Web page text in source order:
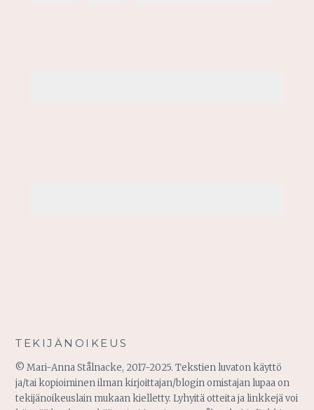
TEKIJÄNOIKEUS
© Mari-Anna Stålnacke, 2017-2025. Tekstien luvaton käyttö
ja/tai kopioiminen ilman kirjoittajan/blogin omistajan lupaa on
tekijänoikeuslain mukaan kielletty. Lyhyitä otteita ja linkkejä voi